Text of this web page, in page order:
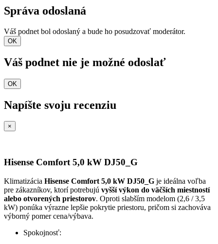
Správa odoslaná
Váš podnet bol odoslaný a bude ho posudzovať moderátor.
OK
Váš podnet nie je možné odoslať
OK
Napíšte svoju recenziu
×
Hisense Comfort 5,0 kW DJ50_G
Klimatizácia Hisense Comfort 5,0 kW DJ50_G je ideálna voľba
pre zákazníkov, ktorí potrebujú vyšší výkon do väčších miestností
alebo otvorených priestorov. Oproti slabším modelom (2,6 / 3,5
kW) ponúka výrazne lepšie pokrytie priestoru, pričom si zachováva
výborný pomer cena/výbava.
Spokojnosť: